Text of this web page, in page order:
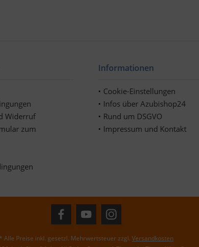
Widerruf
zum
Informationen
Cookie-Einstellungen
Infos über Azubishop24
Rund um DSGVO
Impressum und Kontakt
* Alle Preise inkl. gesetzl. Mehrwertsteuer zzgl. Versandkosten